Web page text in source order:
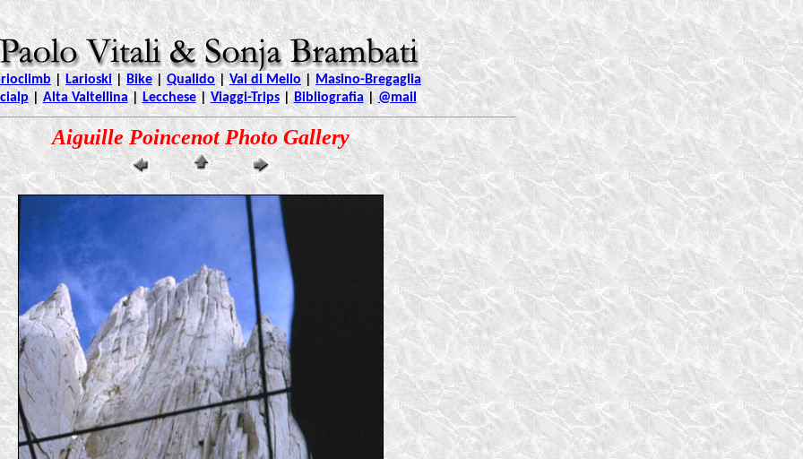
|Larioski|Bike| Qualido|Val di Mello|
Masino-Bregaglia
|Alta Valtellina| Lecchese| Viaggi-Trips|Bibliografia| @mail
Aiguille Poincenot Photo Gallery